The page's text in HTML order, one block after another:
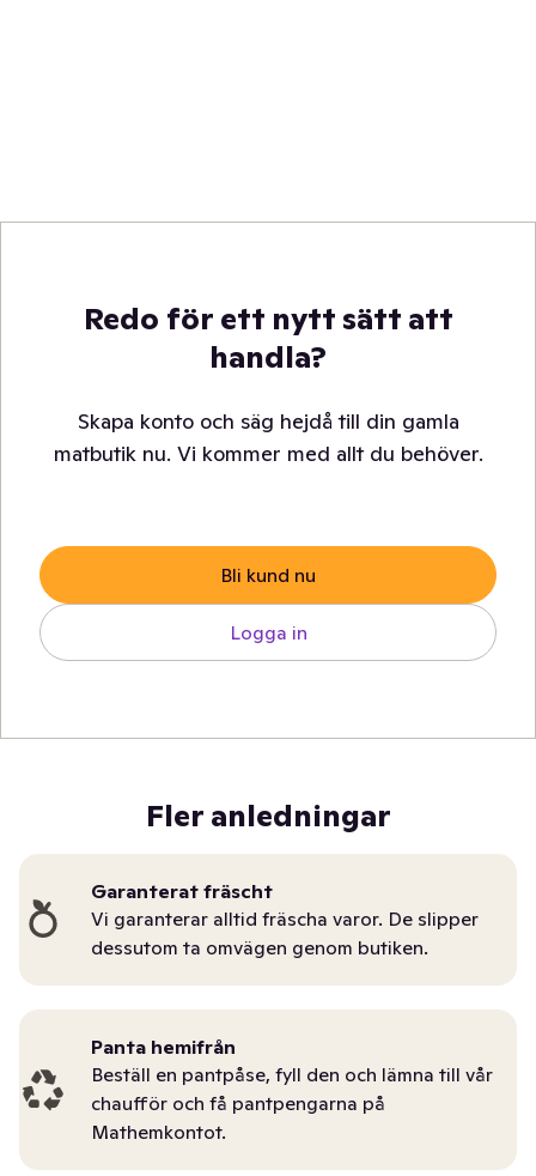
Redo för ett nytt sätt att
handla?
Skapa konto och säg hejdå till din gamla
matbutik nu. Vi kommer med allt du behöver.
Bli kund nu
Logga in
Fler anledningar
Garanterat fräscht
Vi garanterar alltid fräscha varor. De slipper
dessutom ta omvägen genom butiken.
Panta hemifrån
Beställ en pantpåse, fyll den och lämna till vår
chaufför och få pantpengarna på
Mathemkontot.